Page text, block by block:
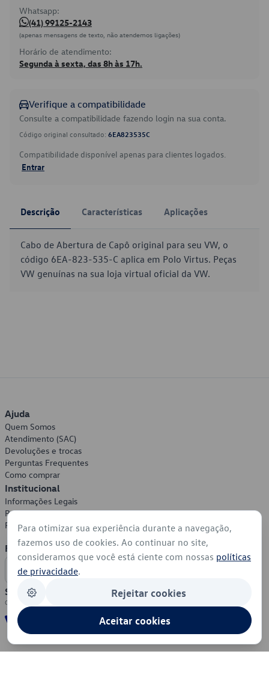
Whatsapp:
(41) 99125-2143
(apenas mensagens de texto, não atendemos ligações)
Horário de atendimento:
Segunda à sexta, das 8h às 17h.
Verifique a compatibilidade
Consulte a compatibilidade fazendo login na sua conta.
Código original consultado: 6EA823535C
Compatibilidade disponível apenas para clientes logados.
Entrar
Descrição Características Aplicações
Cabo de Abertura de Capô original para seu VW, o
código 6EA-823-535-C aplica em Polo Virtus. Peças
VW genuínas na sua loja virtual oficial da VW.
Ajuda
Quem Somos
Atendimento (SAC)
Devoluções e trocas
Perguntas Frequentes
Como comprar
Institucional
Informações Legais
Política de Privacidade
Política de Cookies
Formas de Pagamento
Segurança
Para otimizar sua experiência durante a navegação,
fazemos uso de cookies. Ao continuar no site,
consideramos que você está ciente com nossas políticas
de privacidade.
Rejeitar cookies
Aceitar cookies